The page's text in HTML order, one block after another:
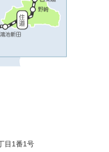
目1番1号